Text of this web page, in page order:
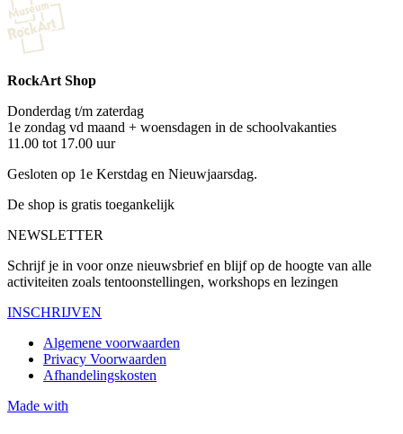
RockArt Shop
Donderdag t/m zaterdag
1e zondag vd maand + woensdagen in de schoolvakanties
11.00 tot 17.00 uur
Gesloten op 1e Kerstdag en Nieuwjaarsdag.
De shop is gratis toegankelijk
NEWSLETTER
Schrijf je in voor onze nieuwsbrief en blijf op de hoogte van alle
activiteiten zoals tentoonstellingen, workshops en lezingen
INSCHRIJVEN
Algemene voorwaarden
Privacy Voorwaarden
Afhandelingskosten
Made with